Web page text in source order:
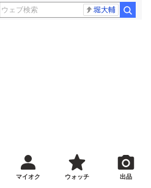
堀大輔
マイオク ウォッチ 出品